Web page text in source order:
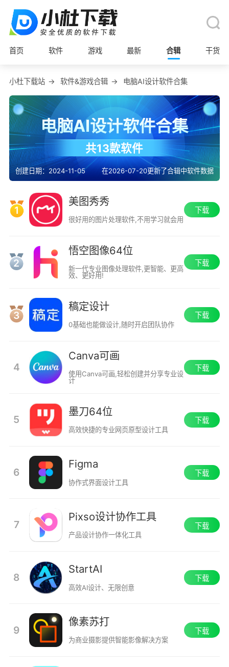
首页 软件 游戏 最新 合辑 干货
小杜下载站 → 软件&游戏合辑 → 电脑AI设计软件合集
电脑AI设计软件合集
共13款软件
创建日期：2024-11-05 在2026-07-20更新了合辑中软件数据
1
美图秀秀
很好用的图片处理软件,不用学习就会用
下载
2
悟空图像64位
新一代专业图像处理软件,更智能、更高
效、更好用!
下载
3
稿定设计
0基础也能做设计,随时开启团队协作
下载
4
Canva可画
使用Canva可画,轻松创建并分享专业设
计
下载
5
墨刀64位
高效快捷的专业网页原型设计工具
下载
6
Figma
协作式界面设计工具
下载
7
Pixso设计协作工具
产品设计协作一体化工具
下载
8
StartAI
高效AI设计、无限创意
下载
9
像素苏打
为商业摄影提供智能影像解决方案
下载